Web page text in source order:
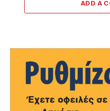
ADD A